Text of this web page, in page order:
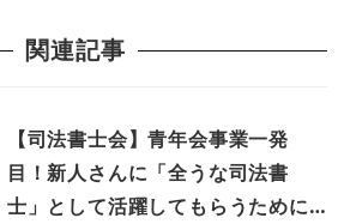
関連記事
【司法書士会】青年会事業一発
目！新人さんに「全うな司法書
士」として活躍してもらうために…